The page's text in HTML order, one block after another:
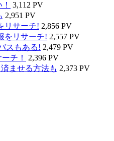
3,112 PV
2,951 PV
リサーチ! 2,856 PV
をリサーチ! 2,557 PV
スもある! 2,479 PV
チ！
2,396 PV
ませる方法も 2,373 PV